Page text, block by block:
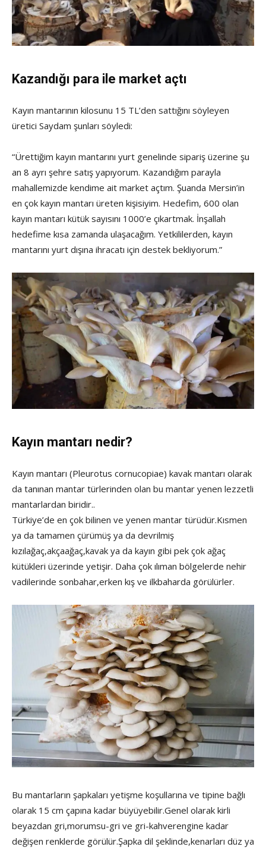
Kazandığı para ile market açtı
Kayın mantarının kilosunu 15 TL’den sattığını söyleyen
üretici Saydam şunları söyledi:
“Ürettiğim kayın mantarını yurt genelinde sipariş üzerine şu
an 8 ayrı şehre satış yapıyorum. Kazandığım parayla
mahallemizde kendime ait market açtım. Şuanda Mersin’in
en çok kayın mantarı üreten kişisiyim. Hedefim, 600 olan
kayın mantarı kütük sayısını 1000’e çıkartmak. İnşallah
hedefime kısa zamanda ulaşacağım. Yetkililerden, kayın
mantarını yurt dışına ihracatı için destek bekliyorum.”
Kayın mantarı nedir?
Kayın mantarı (Pleurotus cornucopiae) kavak mantarı olarak
da tanınan mantar türlerinden olan bu mantar yenen lezzetli
mantarlardan biridir..
Türkiye’de en çok bilinen ve yenen mantar türüdür.Kısmen
ya da tamamen çürümüş ya da devrilmiş
kızılağaç,akçaağaç,kavak ya da kayın gibi pek çok ağaç
kütükleri üzerinde yetişir. Daha çok ılıman bölgelerde nehir
vadilerinde sonbahar,erken kış ve ilkbaharda görülürler.
Bu mantarların şapkaları yetişme koşullarına ve tipine bağlı
olarak 15 cm çapına kadar büyüyebilir.Genel olarak kirli
beyazdan gri,morumsu-gri ve gri-kahverengine kadar
değişen renklerde görülür.Şapka dil şeklinde,kenarları düz ya